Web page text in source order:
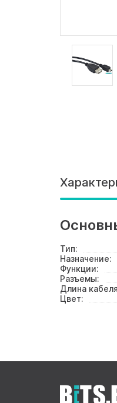
Тип:
Назначение:
Функции:
Разъемы:
Длина
Цвет: